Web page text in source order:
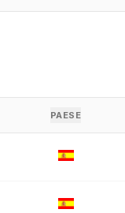
PAESE